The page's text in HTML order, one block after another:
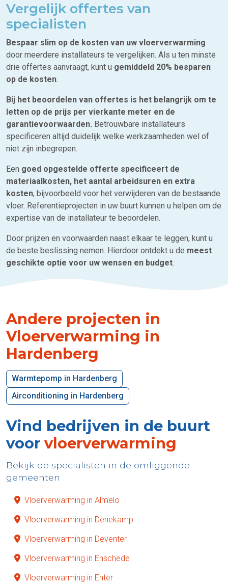
Vergelijk offertes van
specialisten
Bespaar slim op de kosten van uw vloerverwarming
door meerdere installateurs te vergelijken. Als u ten minste
drie offertes aanvraagt, kunt u gemiddeld 20% besparen
op de kosten.
Bij het beoordelen van offertes is het belangrijk om te
letten op de prijs per vierkante meter en de
garantievoorwaarden. Betrouwbare installateurs
specificeren altijd duidelijk welke werkzaamheden wel of
niet zijn inbegrepen.
Een goed opgestelde offerte specificeert de
materiaalkosten, het aantal arbeidsuren en extra
kosten, bijvoorbeeld voor het verwijderen van de bestaande
vloer. Referentieprojecten in uw buurt kunnen u helpen om de
expertise van de installateur te beoordelen.
Door prijzen en voorwaarden naast elkaar te leggen, kunt u
de beste beslissing nemen. Hierdoor ontdekt u de meest
geschikte optie voor uw wensen en budget.
Andere projecten in
Vloerverwarming in
Hardenberg
Warmtepomp in Hardenberg
Airconditioning in Hardenberg
Vind bedrijven in de buurt
voor vloerverwarming
Bekijk de specialisten in de omliggende
gemeenten
Vloerverwarming in Almelo
Vloerverwarming in Denekamp
Vloerverwarming in Deventer
Vloerverwarming in Enschede
Vloerverwarming in Enter